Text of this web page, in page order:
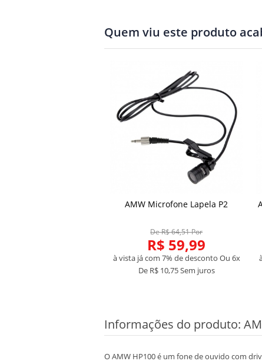
Quem viu este produto
AMW Microfone Lapela P2
De R$ 64,51 Por
R$ 59,99
à vista já com 7% de desconto Ou 6x
De R$ 10,75Sem juros
Informações do produto:
O AMW HP100 é um fone de ouvido com